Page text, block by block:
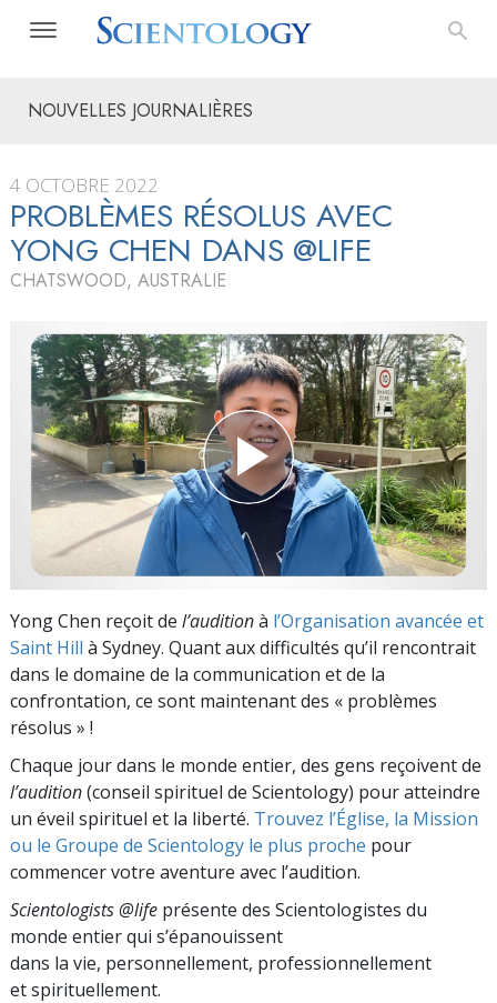
NOUVELLES JOURNALIÈRES
4 OCTOBRE 2022
PROBLÈMES RÉSOLUS AVEC
YONG CHEN DANS @LIFE
CHATSWOOD, AUSTRALIE
Yong Chen reçoit de l’auditionà l’Organisation avancée et
Saint Hill à Sydney. Quant aux difficultés qu’il rencontrait
dans le domaine de la communication et de la
confrontation, ce sont maintenant des « problèmes
résolus » !
Chaque jour dans le monde entier, des gens reçoivent de
l’audition(conseil spirituel de Scientology) pour atteindre
un éveil spirituel et la liberté. Trouvez l’Église, la Mission
ou le Groupe de Scientology le plus proche pour
commencer votre aventure avec l’audition.
Scientologists @life présente des Scientologistes du
monde entier qui s’épanouissent
dans la vie, personnellement, professionnellement
et spirituellement.